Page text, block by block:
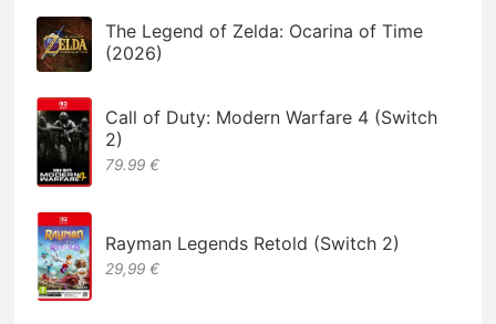
The Legend of Zelda: Ocarina of Time
(2026)
Call of Duty: Modern Warfare 4 (Switch
2)
79.99 €
Rayman Legends Retold (Switch 2)
29,99 €